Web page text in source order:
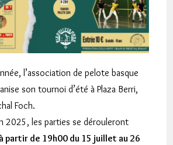
l’association de pelote basque
son tournoi d’été à Plaza Berri,
Foch.
2025, les parties se dérouleront
partir de 19h00 du 15 juillet au 26